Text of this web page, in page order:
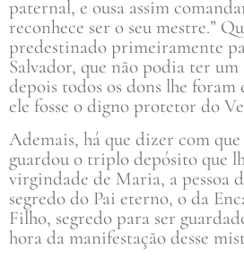
paternal, e ousa assim
reconhece ser o seu mestre.”
predestinado primeiramente
Salvador, que não podia ter um
depois todos os dons lhe foram
ele fosse o digno protetor do
Ademais, há que dizer com
guardou o triplo depósito que
virgindade de Maria, a pessoa
segredo do Pai eterno, o da
Filho, segredo para ser
hora da manifestação desse